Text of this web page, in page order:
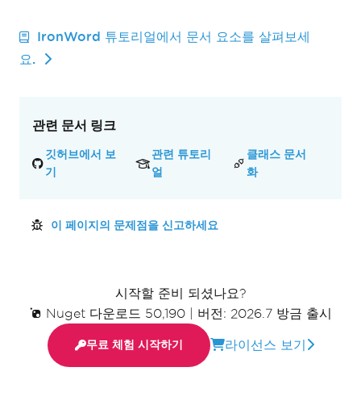
IronWord 튜토리얼에서 문서 요소를 살펴보세
요.
관련 문서 링크
깃허브에서 보
기
관련 튜토리
얼
클래스 문서
화
이 페이지의 문제점을 신고하세요
시작할 준비 되셨나요?
Nuget 다운로드 50,190
버전: 2026.7 방금 출시
무료 체험 시작하기 라이선스 보기